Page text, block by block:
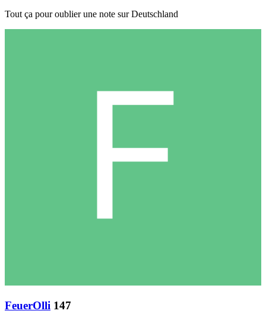
Tout ça pour oublier une note sur Deutschland
FeuerOlli 147